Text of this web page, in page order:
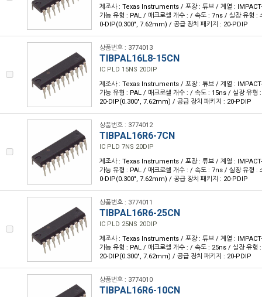
제조사 : Texas Instruments / 포장 : 튜브 / 계열 :
가능 유형 : PAL / 매크로셀 개수 : / 속도 : 7ns / 실장 유형 :
0-DIP(0.300", 7.62mm) / 공급 장치 패키지 : 20-PDIP
상품번호 : 3774013
TIBPAL16L8-15CN
IC PLD 15NS 20DIP
제조사 : Texas Instruments / 포장 : 튜브 / 계열 :
가능 유형 : PAL / 매크로셀 개수 : / 속도 : 15ns / 실장 유형
20-DIP(0.300", 7.62mm) / 공급 장치 패키지 : 20-PDIP
상품번호 : 3774012
TIBPAL16R6-7CN
IC PLD 7NS 20DIP
제조사 : Texas Instruments / 포장 : 튜브 / 계열 :
가능 유형 : PAL / 매크로셀 개수 : / 속도 : 7ns / 실장 유형 :
0-DIP(0.300", 7.62mm) / 공급 장치 패키지 : 20-PDIP
상품번호 : 3774011
TIBPAL16R6-25CN
IC PLD 25NS 20DIP
제조사 : Texas Instruments / 포장 : 튜브 / 계열 :
가능 유형 : PAL / 매크로셀 개수 : / 속도 : 25ns / 실장 유형
20-DIP(0.300", 7.62mm) / 공급 장치 패키지 : 20-PDIP
상품번호 : 3774010
TIBPAL16R6-10CN